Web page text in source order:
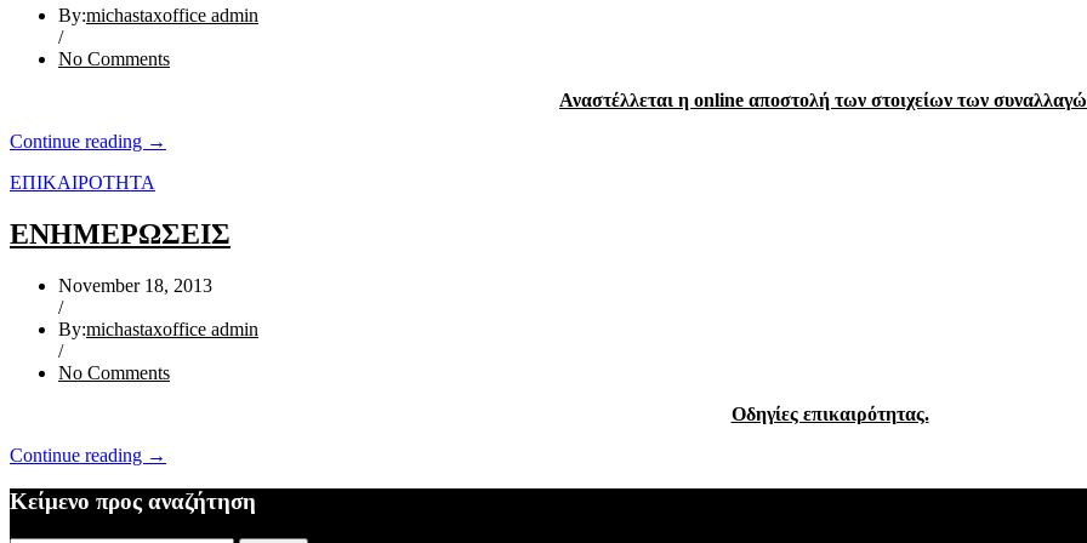
By:michastaxoffice admin
/
No Comments
Αναστέλλεται η online αποστολή των στοιχείων των
Continue reading “ΕΝΗΜΕΡΩΣΗ
ΟΙΚΟΝΟΜΙΚΩΝ”
→
ΕΠΙΚΑΙΡΟΤΗΤΑ
ΕΝΗΜΕΡΩΣΕΙΣ
November 18, 2013
/
By:michastaxoffice admin
/
No Comments
Οδηγίες επικαιρότητας.
Continue reading “ΕΝΗΜΕΡΩΣΕΙΣ”
→
Κείμενο προς αναζήτηση